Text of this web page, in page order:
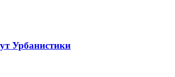
Урбанистики